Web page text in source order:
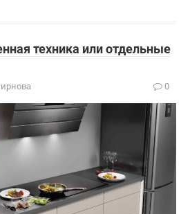
техника или отдельные
0